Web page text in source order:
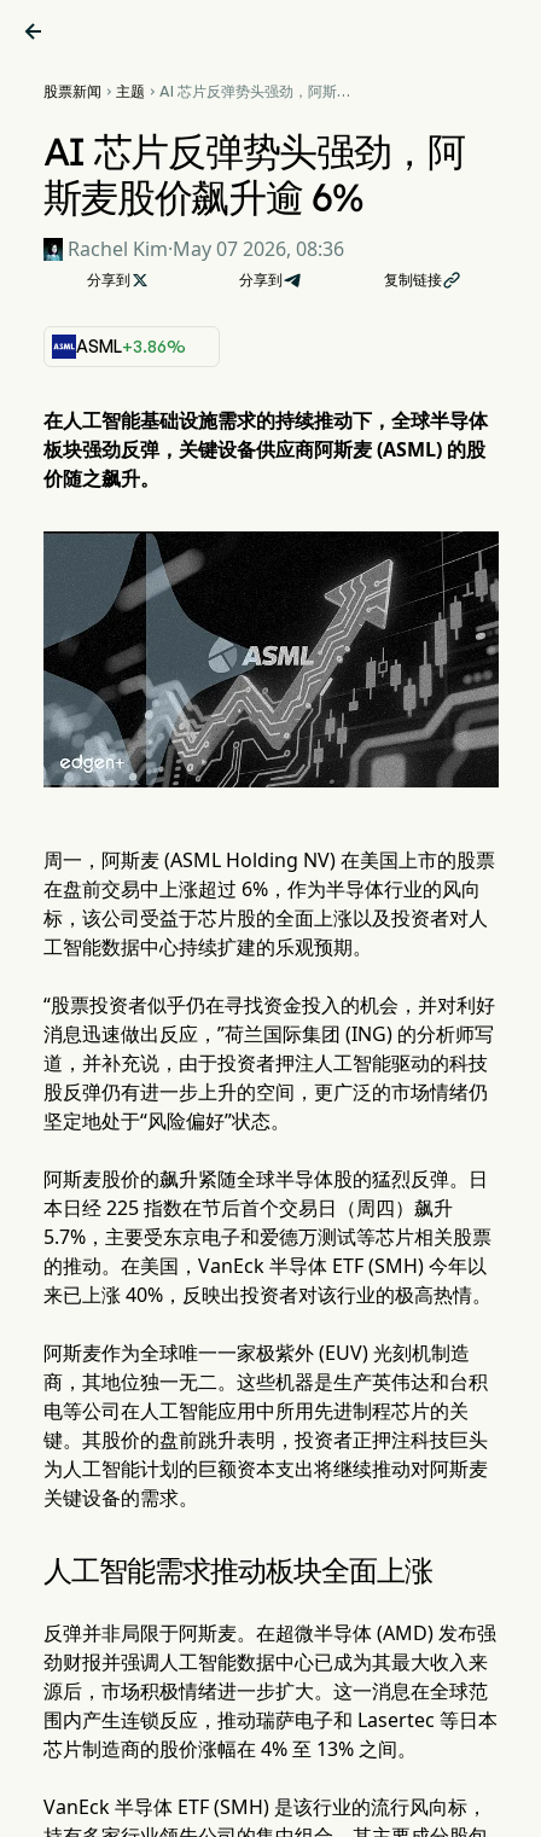

股票新闻  主题  AI 芯片反弹势头强劲，阿斯麦
AI 芯片反弹势头强劲，阿
斯麦股价飙升逾 6%
Rachel Kim·May 07 2026, 08:36
分享到  分享到 复制链接
ASML+3.86%
在人工智能基础设施需求的持续推动下，全球半导体
板块强劲反弹，关键设备供应商阿斯麦 (ASML) 的股
价随之飙升。
周一，阿斯麦 (ASML Holding NV) 在美国上市的股票
在盘前交易中上涨超过 6%，作为半导体行业的风向
标，该公司受益于芯片股的全面上涨以及投资者对人
工智能数据中心持续扩建的乐观预期。
“股票投资者似乎仍在寻找资金投入的机会，并对利好
消息迅速做出反应，”荷兰国际集团 (ING) 的分析师写
道，并补充说，由于投资者押注人工智能驱动的科技
股反弹仍有进一步上升的空间，更广泛的市场情绪仍
坚定地处于“风险偏好”状态。
阿斯麦股价的飙升紧随全球半导体股的猛烈反弹。日
本日经 225 指数在节后首个交易日（周四）飙升
5.7%，主要受东京电子和爱德万测试等芯片相关股票
的推动。在美国，VanEck 半导体 ETF (SMH) 今年以
来已上涨 40%，反映出投资者对该行业的极高热情。
阿斯麦作为全球唯一一家极紫外 (EUV) 光刻机制造
商，其地位独一无二。这些机器是生产英伟达和台积
电等公司在人工智能应用中所用先进制程芯片的关
键。其股价的盘前跳升表明，投资者正押注科技巨头
为人工智能计划的巨额资本支出将继续推动对阿斯麦
关键设备的需求。
人工智能需求推动板块全面上涨
反弹并非局限于阿斯麦。在超微半导体 (AMD) 发布强
劲财报并强调人工智能数据中心已成为其最大收入来
源后，市场积极情绪进一步扩大。这一消息在全球范
围内产生连锁反应，推动瑞萨电子和 Lasertec 等日本
芯片制造商的股价涨幅在 4% 至 13% 之间。
VanEck 半导体 ETF (SMH) 是该行业的流行风向标，